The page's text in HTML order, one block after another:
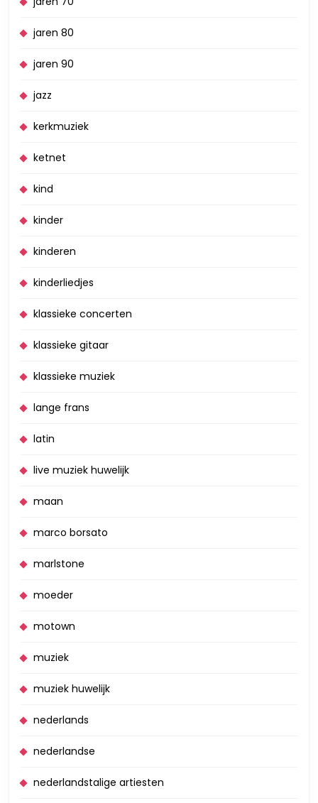
jaren 80
jaren 90
jazz
kerkmuziek
ketnet
kind
kinder
kinderen
kinderliedjes
klassieke concerten
klassieke gitaar
klassieke muziek
lange frans
latin
live muziek huwelijk
maan
marco borsato
marlstone
moeder
motown
muziek
muziek huwelijk
nederlands
nederlandse
nederlandstalige artiesten